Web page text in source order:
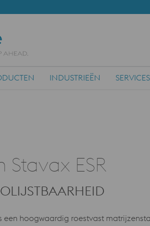
INDUSTRIEËN SERVICES
ESR
een hoogwaardig roestvast